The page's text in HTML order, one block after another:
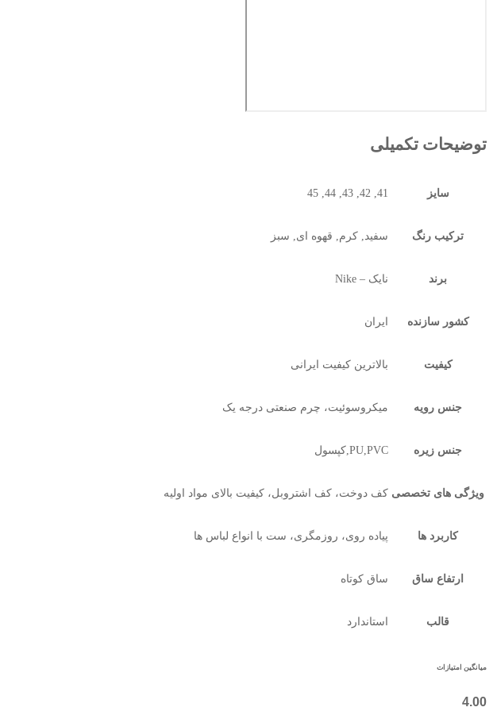
توضیحات تکمیلی
سایز 41, 42, 43, 44, 45
ترکیب رنگ سفید, کرم, قهوه ای, سبز
برند نایک – Nike
کشور سازنده ایران
کیفیت بالاترین کیفیت ایرانی
جنس رویه میکروسوئیت، چرم صنعتی درجه یک
جنس زیره PU,PVC,کپسول
ویژگی های تخصصی کف دوخت، کف اشتروبل، کیفیت بالای مواد اولیه
کاربرد ها پیاده روی، روزمگری، ست با انواع لباس ها
ارتفاع ساق ساق کوتاه
قالب استاندارد
میانگین امتیازات
4.00